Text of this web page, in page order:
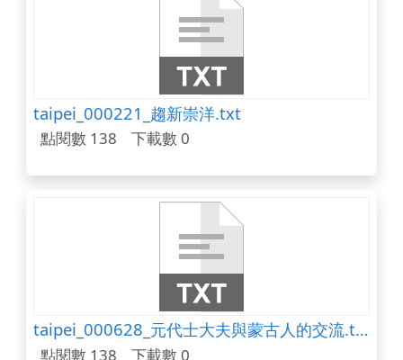
taipei_000221_趨新崇洋.txt
點閱數 138 下載數 0
taipei_000628_元代士大夫與蒙古人的交流.txt
點閱數 138 下載數 0